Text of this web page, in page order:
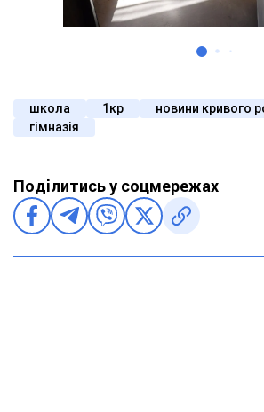
школа 1кр новини кривого
гімназія
Поділитись у соцмережах